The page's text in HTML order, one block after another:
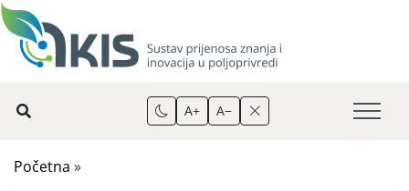
A+ A−
Početna »